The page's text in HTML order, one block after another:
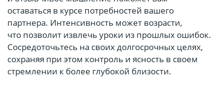
оставаться в курсе потребностей вашего
партнера. Интенсивность может возрасти,
что позволит извлечь уроки из прошлых ошибок.
Сосредоточьтесь на своих долгосрочных целях,
сохраняя при этом контроль и ясность в своем
стремлении к более глубокой близости.